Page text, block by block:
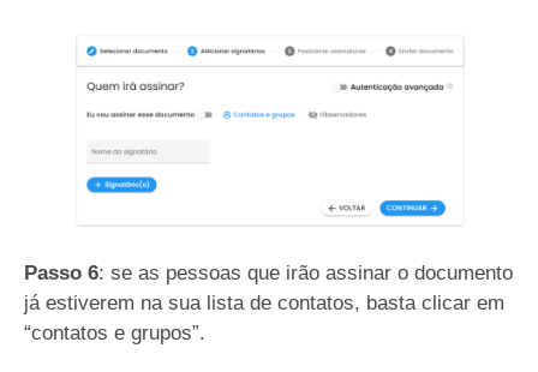
Passo 6: se as pessoas que irão assinar o documento
já estiverem na sua lista de contatos, basta clicar em
“contatos e grupos”.